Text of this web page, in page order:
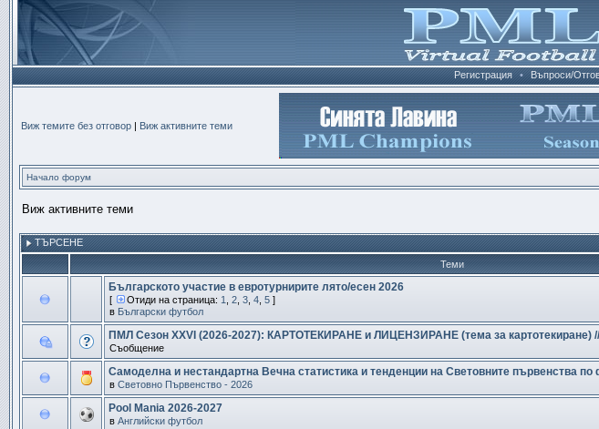
Регистрация • Въпроси/
Виж темите без отговор | Виж активните теми
Начало форум
Виж активните теми
ТЪРСЕНЕ
Теми
Българското участие в евротурнирите лято/есен 2026
[ Отиди на страница: 1 2 3 4 5 ]
в Български футбол
ПМЛ Сезон XXVI (2026-2027): КАРТОТЕКИРАНЕ и ЛИЦЕНЗИРАНЕ (тема за картотекиране) //
Съобщение
Самоделна и нестандартна Вечна статистика и тенденции на Световните първенства по
в Световно Първенство - 2026
Pool Mania 2026-2027
в Английски футбол